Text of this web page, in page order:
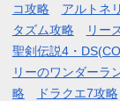
コ攻略
アルトネ
タズム攻略
リー
聖剣伝説4・
リーのワンダーラ
略
ドラクエ7攻略